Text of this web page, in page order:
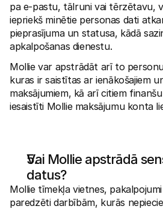
pa e-pastu, tālruni vai tērzētavu,
iepriekš minētie personas dati
pieprasījuma un statusa, kādā
apkalpošanas dienestu.
Mollie var apstrādāt arī to
kuras ir saistītas ar ienākošajiem
maksājumiem, kā arī citiem
iesaistīti Mollie maksājumu konta
Vai Mollie apstrādā
datus?
Mollie tīmekļa vietnes,
paredzēti darbībām, kurās